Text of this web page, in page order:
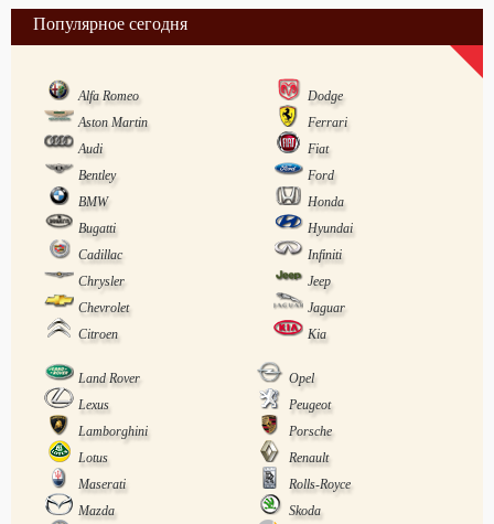
Популярное сегодня
Alfa Romeo
Dodge
Aston Martin
Ferrari
Audi
Fiat
Bentley
Ford
BMW
Honda
Bugatti
Hyundai
Cadillac
Infiniti
Chrysler
Jeep
Chevrolet
Jaguar
Citroen
Kia
Land Rover
Opel
Lexus
Peugeot
Lamborghini
Porsche
Lotus
Renault
Maserati
Rolls-Royce
Mazda
Skoda